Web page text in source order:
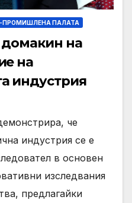
ПРОМИШЛЕНА ПАЛАТА
на
на
индустрия
че
индустрия се е
в основен
изследвания
предлагайки